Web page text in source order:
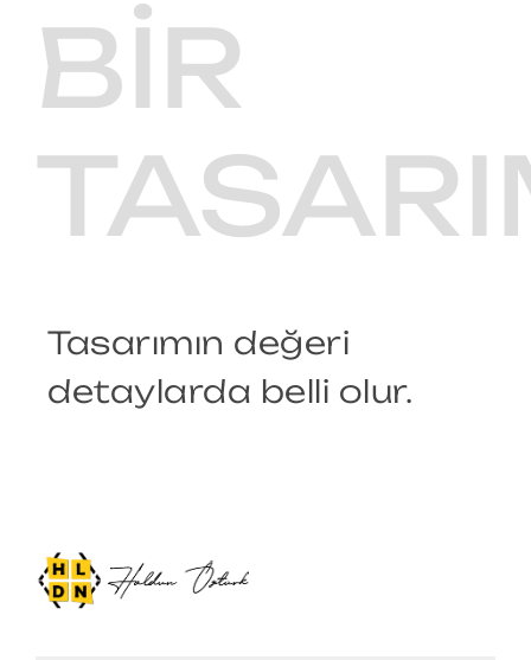
BIR
Tasarımın değeri
detaylarda belli olur.